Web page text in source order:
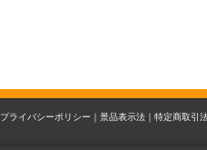
プライバシーポリシー｜ 景品表示法｜ 特定商取引